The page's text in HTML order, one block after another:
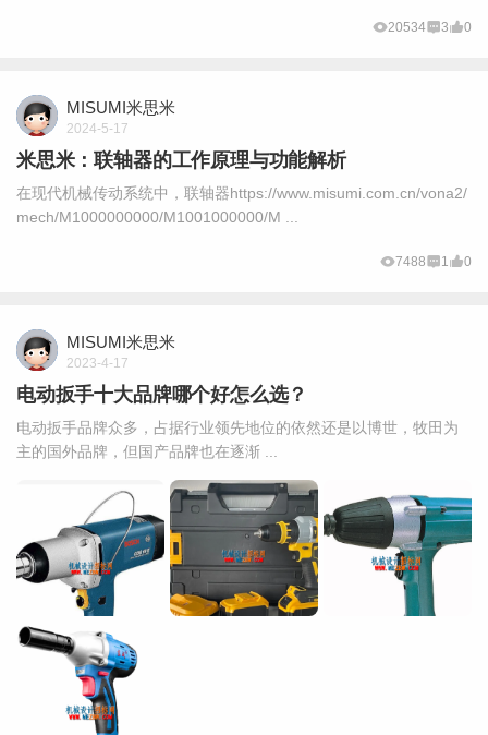
20534 3 0
MISUMI米思米
2024-5-17
米思米：联轴器的工作原理与功能解析
在现代机械传动系统中，联轴器https://www.misumi.com.cn/vona2/
mech/M1000000000/M1001000000/M ...
7488 1 0
MISUMI米思米
2023-4-17
电动扳手十大品牌哪个好怎么选？
电动扳手品牌众多，占据行业领先地位的依然还是以博世，牧田为
主的国外品牌，但国产品牌也在逐渐 ...